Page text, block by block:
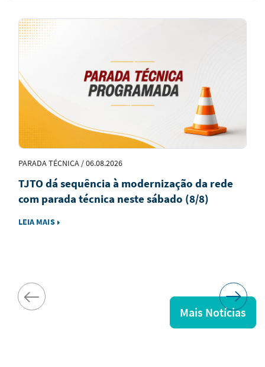
Notícias
em
PARADA TÉCNICA / 06.08.2026
TJTO dá sequência à modernização da rede
com parada técnica neste sábado (8/8)
LEIA MAIS
Mais Notícias